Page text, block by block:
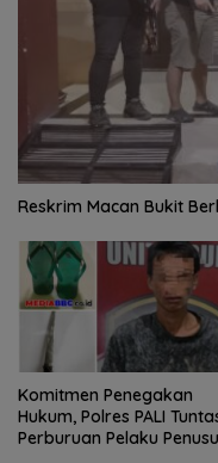
Reskrim Macan Bukit
Komitmen Penegakan
Hukum, Polres PALI
Perburuan Pelaku